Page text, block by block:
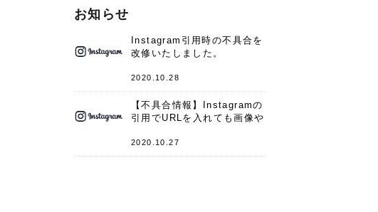
お知らせ
Instagram引用時の不具合を
改修いたしました。
2020.10.28
【不具合情報】Instagramの
引用でURLを入れても画像や
件
2020.10.27